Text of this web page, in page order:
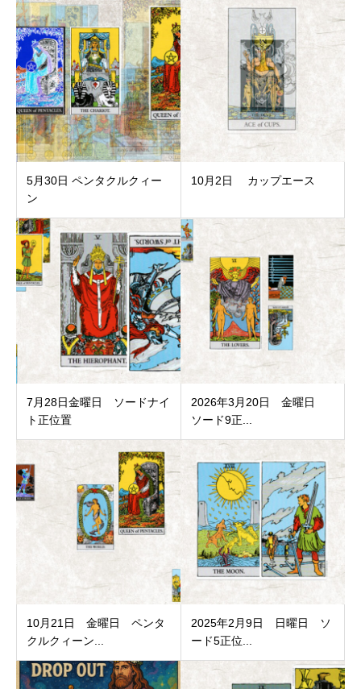
5月30日 ペンタクルクィー
ン
10月2日 カップエース
7月28日金曜日 ソードナイ
ト正位置
2026年3月20日 金曜日
ソード9正...
10月21日 金曜日 ペンタ
クルクィーン...
2025年2月9日 日曜日 ソ
ード5正位...